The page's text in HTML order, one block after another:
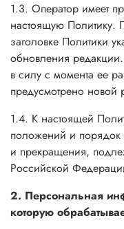
1.3. Оператор имеет
настоящую Политику.
заголовке Политики
обновления
в силу с момента ее
предусмотрено новой
1.4. К настоящей
положений и порядок
и прекращения,
Российской
2. Персональная
которую